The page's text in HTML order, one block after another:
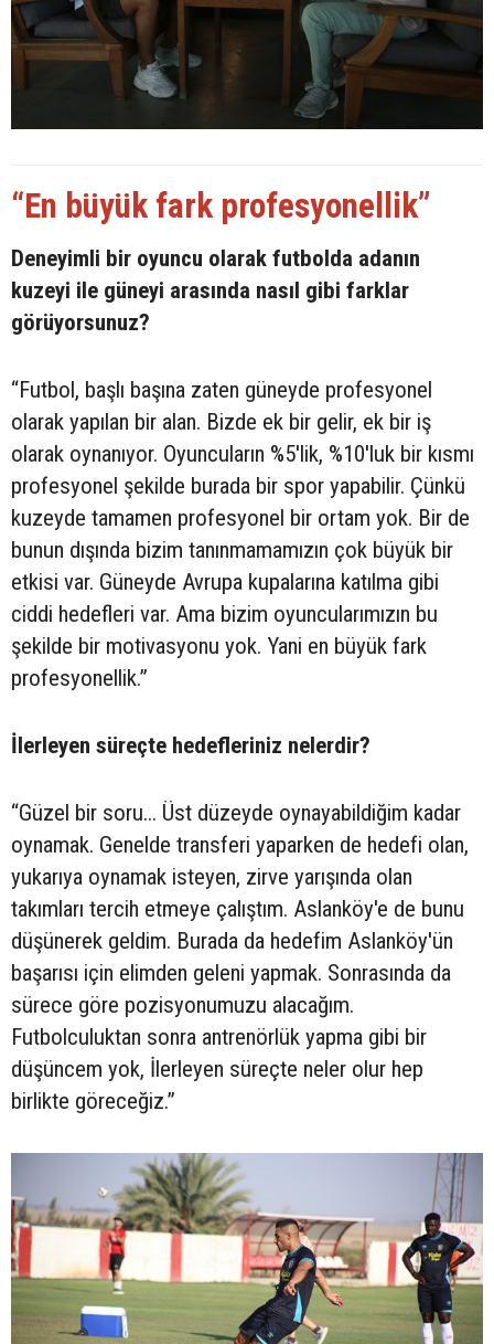
“En büyük fark profesyonellik”
Deneyimli bir oyuncu olarak futbolda adanın
kuzeyi ile güneyi arasında nasıl gibi farklar
görüyorsunuz?
“Futbol, başlı başına zaten güneyde profesyonel
olarak yapılan bir alan. Bizde ek bir gelir, ek bir iş
olarak oynanıyor. Oyuncuların %5'lik, %10'luk bir kısmı
profesyonel şekilde burada bir spor yapabilir. Çünkü
kuzeyde tamamen profesyonel bir ortam yok. Bir de
bunun dışında bizim tanınmamamızın çok büyük bir
etkisi var. Güneyde Avrupa kupalarına katılma gibi
ciddi hedefleri var. Ama bizim oyuncularımızın bu
şekilde bir motivasyonu yok. Yani en büyük fark
profesyonellik.”
İlerleyen süreçte hedefleriniz nelerdir?
“Güzel bir soru... Üst düzeyde oynayabildiğim kadar
oynamak. Genelde transferi yaparken de hedefi olan,
yukarıya oynamak isteyen, zirve yarışında olan
takımları tercih etmeye çalıştım. Aslanköy'e de bunu
düşünerek geldim. Burada da hedefim Aslanköy'ün
başarısı için elimden geleni yapmak. Sonrasında da
sürece göre pozisyonumuzu alacağım.
Futbolculuktan sonra antrenörlük yapma gibi bir
düşüncem yok, İlerleyen süreçte neler olur hep
birlikte göreceğiz.”